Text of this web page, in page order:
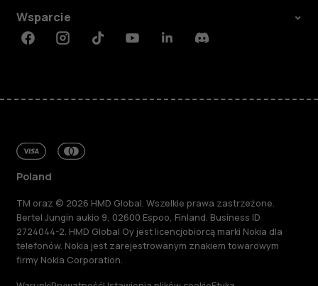
Wsparcie
FacebookInstagramTiktokYoutubeLinkedinDiscord
Poland
TM oraz © 2026 HMD Global. Wszelkie prawa zastrzeżone.
Bertel Jungin aukio 9, 02600 Espoo, Finland. Business ID
2724044-2. HMD Global Oy jest licencjobiorcą marki Nokia dla
telefonów. Nokia jest zarejestrowanym znakiem towarowym
firmy Nokia Corporation.